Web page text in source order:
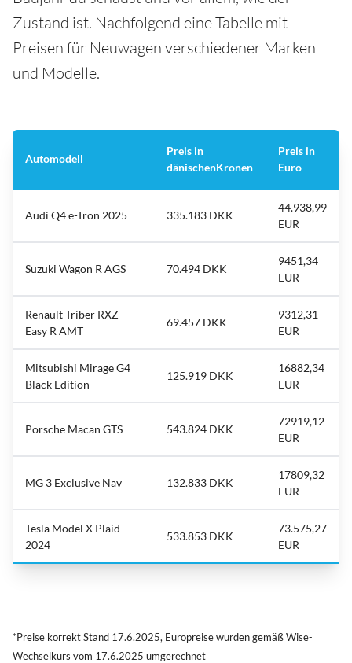
Zustand ist. Nachfolgend eine Tabelle mit
Preisen für Neuwagen verschiedener Marken
und Modelle.
Automodell
Preis in
dänischenKronen
Preis in
Euro
Audi Q4 e-Tron 2025 335.183 DKK
44.938,99
EUR
Suzuki Wagon R AGS 70.494 DKK
9451,34
EUR
Renault Triber RXZ
Easy R AMT
69.457 DKK
9312,31
EUR
Mitsubishi Mirage G4
Black Edition
125.919 DKK
16882,34
EUR
Porsche Macan GTS 543.824 DKK
72919,12
EUR
MG 3 Exclusive Nav 132.833 DKK
17809,32
EUR
Tesla Model X Plaid
2024
533.853 DKK
73.575,27
EUR
*Preise korrekt Stand 17.6.2025, Europreise wurden gemäß Wise-
Wechselkurs vom 17.6.2025 umgerechnet